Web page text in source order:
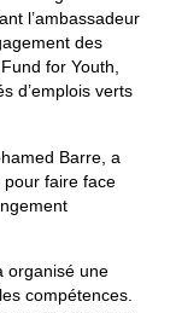
l’ambassadeur
des
for Youth,
d’emplois verts
Barre, a
pour faire face
organisé une
compétences.